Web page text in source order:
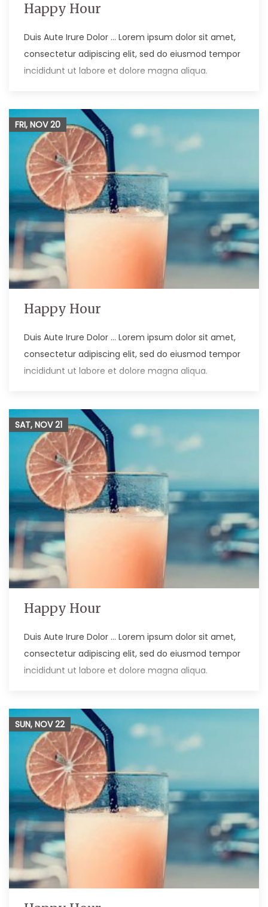
Happy Hour
Duis Aute Irure Dolor … Lorem ipsum dolor sit amet,
consectetur adipiscing elit, sed do eiusmod tempor
incididunt ut labore et dolore magna aliqua.
Happy Hour
Duis Aute Irure Dolor … Lorem ipsum dolor sit amet,
consectetur adipiscing elit, sed do eiusmod tempor
incididunt ut labore et dolore magna aliqua.
FRI, NOV20
Happy Hour
Duis Aute Irure Dolor … Lorem ipsum dolor sit amet,
consectetur adipiscing elit, sed do eiusmod tempor
incididunt ut labore et dolore magna aliqua.
SAT, NOV21
SUN, NOV22